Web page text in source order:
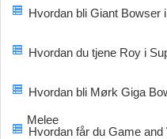
Hvordan bli Giant Bowser
Hvordan du tjene Roy i
Hvordan bli Mørk Giga
Melee
Hvordan får du Game